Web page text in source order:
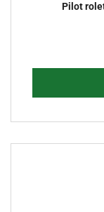
Pilot